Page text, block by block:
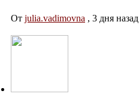
От julia.vadimovna , 3 дня назад